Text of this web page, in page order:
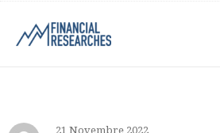
21 Novembre 2022